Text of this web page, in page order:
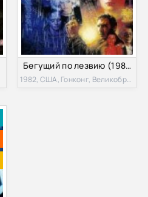
Бегущий по лезвию (1982)
1982, США, Гонконг, Великобритания